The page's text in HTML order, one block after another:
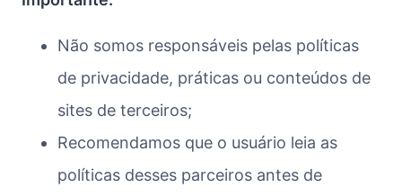
Não somos responsáveis pelas políticas
de privacidade, práticas ou conteúdos de
sites de terceiros;
Recomendamos que o usuário leia as
políticas desses parceiros antes de